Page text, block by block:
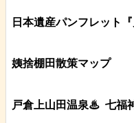
日本遺産パンフレット
姨捨棚田散策マップ
戸倉上山田温泉♨ 七福